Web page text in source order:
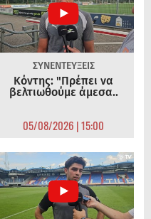
ΣΥΝΕΝΤΕΥΞΕΙΣ
Κόντης: "Πρέπει να
βελτιωθούμε άμεσα..
05/08/2026 | 15:00